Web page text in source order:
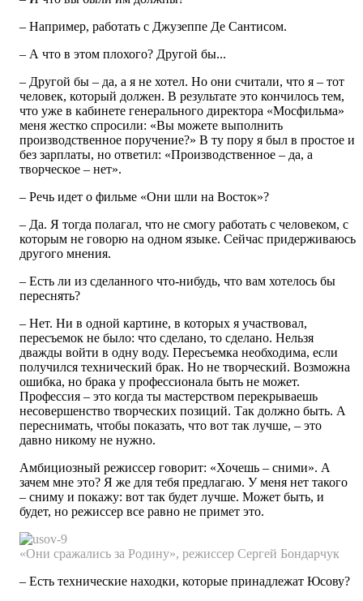
– Например, работать с Джузеппе Де Сантисом.
– А что в этом плохого? Другой бы...
– Другой бы – да, а я не хотел. Но они считали, что я – тот
человек, который должен. В результате это кончилось тем,
что уже в кабинете генерального директора «Мосфильма»
меня жестко спросили: «Вы можете выполнить
производственное поручение?» В ту пору я был в простое и
без зарплаты, но ответил: «Производственное – да, а
творческое – нет».
– Речь идет о фильме «Они шли на Восток»?
– Да. Я тогда полагал, что не смогу работать с человеком, с
которым не говорю на одном языке. Сейчас придерживаюсь
другого мнения.
– Есть ли из сделанного что-нибудь, что вам хотелось бы
переснять?
– Нет. Ни в одной картине, в которых я участвовал,
пересъемок не было: что сделано, то сделано. Нельзя
дважды войти в одну воду. Пересъемка необходима, если
получился технический брак. Но не творческий. Возможна
ошибка, но брака у профессионала быть не может.
Профессия – это когда ты мастерством перекрываешь
несовершенство творческих позиций. Так должно быть. А
переснимать, чтобы показать, что вот так лучше, – это
давно никому не нужно.
Амбициозный режиссер говорит: «Хочешь – сними». А
зачем мне это? Я же для тебя предлагаю. У меня нет такого
– сниму и покажу: вот так будет лучше. Может быть, и
будет, но режиссер все равно не примет это.
«Они сражались за Родину», режиссер Сергей Бондарчук
– Есть технические находки, которые принадлежат Юсову?